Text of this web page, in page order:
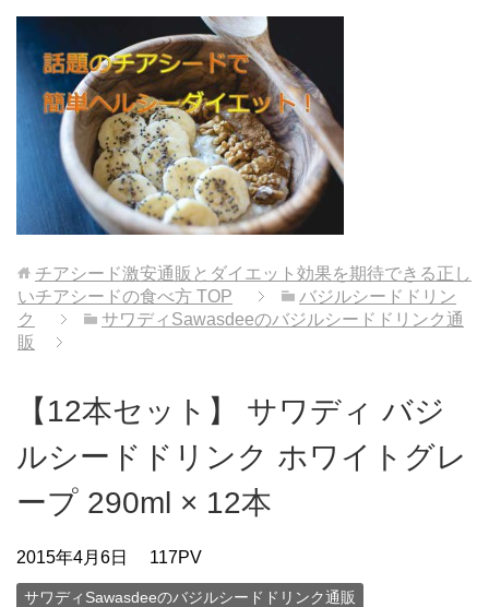
チアシード激安通販とダイエット効果を期待できる正し
いチアシードの食べ方 TOP
バジルシードドリン
ク
サワディSawasdeeのバジルシードドリンク通
販
【12本セット】 サワディ バジ
ルシードドリンク ホワイトグレ
ープ 290ml × 12本
2015年4月6日 117PV
サワディSawasdeeのバジルシードドリンク通販